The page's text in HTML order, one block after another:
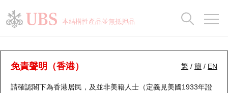
本結構性產品並無抵押品
繁 / 簡 / EN
免責聲明（香港）
請確認閣下為香港居民，及並非美籍人士（定義見美國1933年證
認股證分析儀
表現 街貨統計 比較
瑞銀認股證一覽
新發行瑞銀認股證
街貨統計
比較
牛熊全景快搜
牛熊證搜尋
街貨統計
比較
十大升幅/跌幅
十大認股證成交分佈
正股分析儀
二十大活躍股份
持股比重
顯示所有持股比重
每月輪證大市專題
輪證專欄